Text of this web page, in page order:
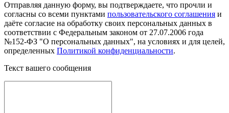
Отправляя данную форму, вы подтверждаете, что прочли и
согласны со всеми пунктами пользовательского соглашения и
даёте согласие на обработку своих персональных данных в
соответствии с Федеральным законом от 27.07.2006 года
№152-ФЗ "О персональных данных", на условиях и для целей,
определенных Политикой конфиденциальности.
Текст вашего сообщения